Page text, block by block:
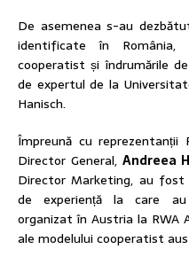
De asemenea s-au
identificate în România,
cooperatist și îndrumările
de expertul de la
Hanisch.
Împreună cu reprezentanții
Director General, Andreea
Director Marketing, au fost
de experiență la care au
organizat în Austria la RWA
ale modelului cooperatist